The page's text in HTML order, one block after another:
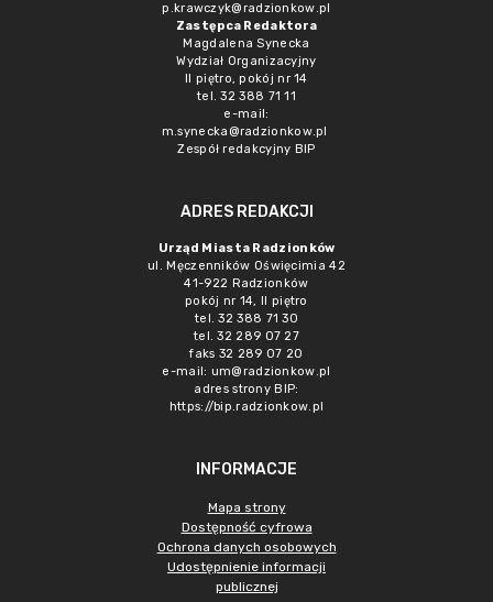
p.krawczyk@radzionkow.pl
Zastępca Redaktora
Magdalena Synecka
Wydział Organizacyjny
II piętro, pokój nr 14
tel. 32 388 71 11
e-mail:
m.synecka@radzionkow.pl
Zespół redakcyjny BIP
ADRES REDAKCJI
Urząd Miasta Radzionków
ul. Męczenników Oświęcimia 42
41-922 Radzionków
pokój nr 14, II piętro
tel. 32 388 71 30
tel. 32 289 07 27
faks 32 289 07 20
e-mail: um@radzionkow.pl
adres strony BIP:
https://bip.radzionkow.pl
INFORMACJE
Mapa strony
Dostępność cyfrowa
Ochrona danych osobowych
Udostępnienie informacji
publicznej